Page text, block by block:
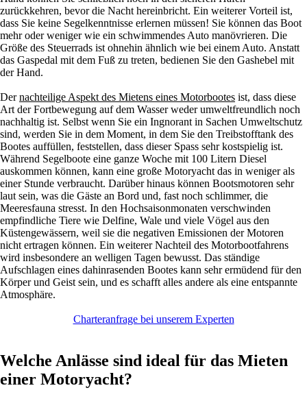
zurückkehren, bevor die Nacht hereinbricht. Ein weiterer Vorteil ist,
dass Sie keine Segelkenntnisse erlernen müssen! Sie können das Boot
mehr oder weniger wie ein schwimmendes Auto manövrieren. Die
Größe des Steuerrads ist ohnehin ähnlich wie bei einem Auto. Anstatt
das Gaspedal mit dem Fuß zu treten, bedienen Sie den Gashebel mit
der Hand.
Dernachteilige Aspekt des Mietens eines Motorbootes ist, dass diese
Art der Fortbewegung auf dem Wasser weder umweltfreundlich noch
nachhaltig ist. Selbst wenn Sie ein Ingnorant in Sachen Umweltschutz
sind, werden Sie in dem Moment, in dem Sie den Treibstofftank des
Bootes auffüllen, feststellen, dass dieser Spass sehr kostspielig ist.
Während Segelboote eine ganze Woche mit 100 Litern Diesel
auskommen können, kann eine große Motoryacht das in weniger als
einer Stunde verbraucht. Darüber hinaus können Bootsmotoren sehr
laut sein, was die Gäste an Bord und, fast noch schlimmer, die
Meeresfauna stresst. In den Hochsaisonmonaten verschwinden
empfindliche Tiere wie Delfine, Wale und viele Vögel aus den
Küstengewässern, weil sie die negativen Emissionen der Motoren
nicht ertragen können. Ein weiterer Nachteil des Motorbootfahrens
wird insbesondere an welligen Tagen bewusst. Das ständige
Aufschlagen eines dahinrasenden Bootes kann sehr ermüdend für den
Körper und Geist sein, und es schafft alles andere als eine entspannte
Atmosphäre.
Charteranfrage bei unserem Experten
Welche Anlässe sind ideal für das Mieten
einer Motoryacht?